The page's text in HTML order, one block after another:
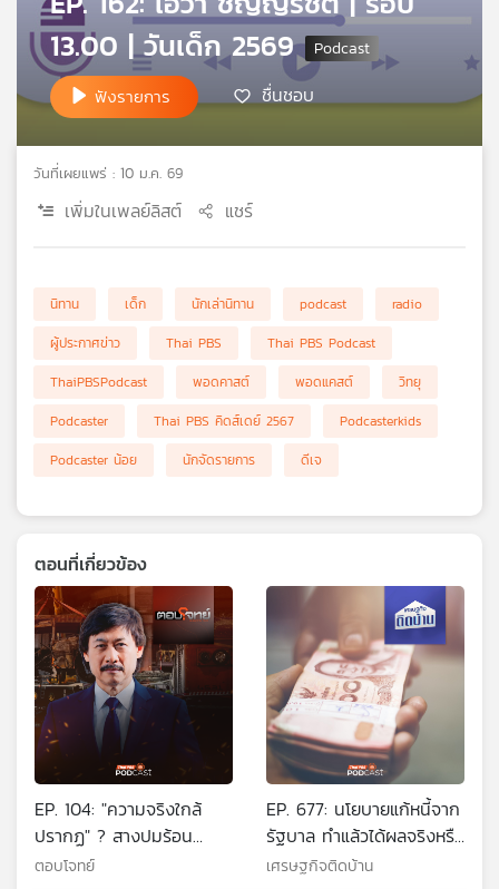
บทความ
ข่าว
และ
กิจกรรม
เครือ
พี
เอส
แผนที่
วิทยุ
เครือ
ข่าย
13.00 | วันเด็ก 2569
ฟังรายการ ชื่นชอบ
วันที่เผยแพร่ : 10 ม.ค. 69
เพิ่มในเพลย์ลิสต์ แชร์
นิทาน เด็ก นักเล่านิทาน podcast
radio
ผู้ประกาศข่าว
Thai PBS
Thai PBS Podcast
ThaiPBSPodcast
พอดคาสต์ พอดแคสต์
วิทยุ
Podcaster
Thai PBS คิดส์เดย์ 2567
Podcasterkids
Podcaster น้อย
นักจัดรายการ ดีเจ
ตอนที่เกี่ยวข้อง
EP. 104: "ความจริงใกล้
ปรากฏ" ? สางปมร้อน
"รถไฟชนรถเมล์" กลางกรุง
ตอบโจทย์
EP. 677: นโยบายแก้หนี้จาก
รัฐบาล ทำแล้วได้ผลจริงหรือ
?
เศรษฐกิจติดบ้าน